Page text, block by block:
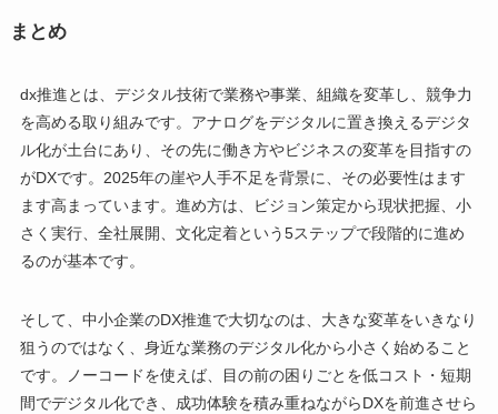
まとめ
dx推進とは、デジタル技術で業務や事業、組織を変革し、競争力
を高める取り組みです。アナログをデジタルに置き換えるデジタ
ル化が土台にあり、その先に働き方やビジネスの変革を目指すの
がDXです。2025年の崖や人手不足を背景に、その必要性はます
ます高まっています。進め方は、ビジョン策定から現状把握、小
さく実行、全社展開、文化定着という5ステップで段階的に進め
るのが基本です。
そして、中小企業のDX推進で大切なのは、大きな変革をいきなり
狙うのではなく、身近な業務のデジタル化から小さく始めること
です。ノーコードを使えば、目の前の困りごとを低コスト・短期
間でデジタル化でき、成功体験を積み重ねながらDXを前進させら